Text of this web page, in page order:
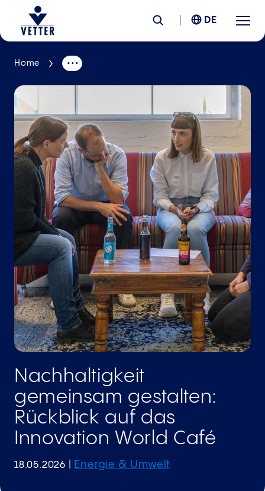
Unternehmen
Verantwortung
Services
Standorte
News & Insights
Karriere
DE
Home
Nachhaltigkeit
gemeinsam gestalten:
Rückblick auf das
Innovation World Café
18.05.2026 Energie & Umwelt